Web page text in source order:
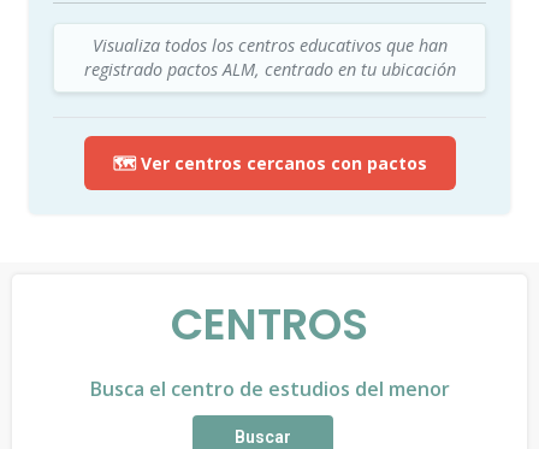
Visualiza todos los centros educativos que han
registrado pactos ALM, centrado en tu ubicación
🗺️ Ver centros cercanos con pactos
CENTROS
Busca el centro de estudios del menor
Buscar